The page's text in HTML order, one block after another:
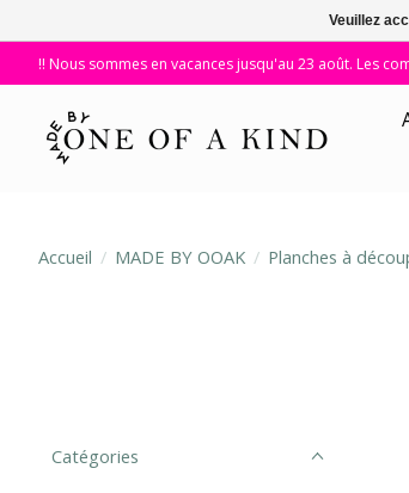
!! Nous sommes en vacances jusqu'au 23 août. Les
Accueil / MADE BY OOAK / Planches à
Catégories
Veuillez